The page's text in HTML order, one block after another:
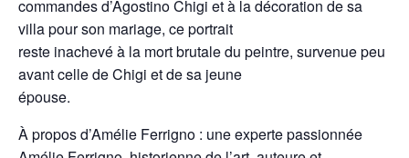
commandes d’Agostino Chigi et à la décoration de sa
villa pour son mariage, ce portrait
reste inachevé à la mort brutale du peintre, survenue peu
avant celle de Chigi et de sa jeune
épouse.
À propos d’Amélie Ferrigno : une experte passionnée